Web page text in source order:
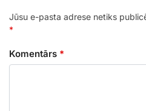
Jūsu e-pasta adrese netiks
*
Komentārs *